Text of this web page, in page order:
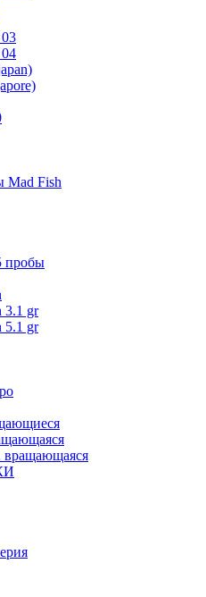
Mad Fish
пробы
3.1 gr
5.1 gr
вращающаяся